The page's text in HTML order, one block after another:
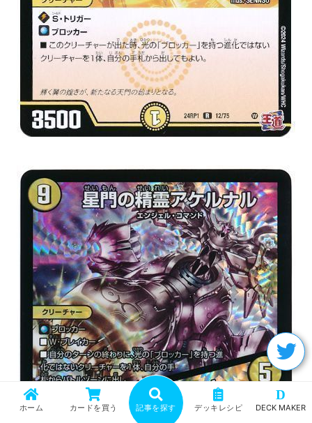
ホーム カードを買う 記事を探す デッキレシピ
D
DECK MAKER